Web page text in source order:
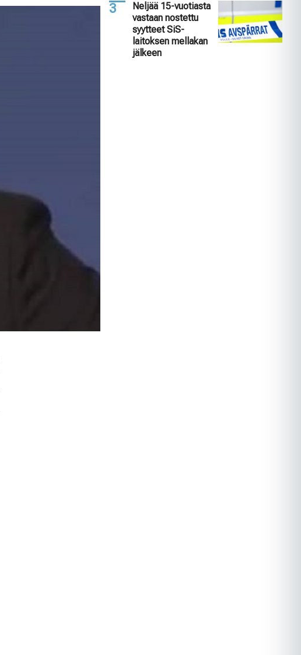
Neljää 15-vuotiasta
vastaan nostettu
syytteet SiS-
laitoksen mellakan
jälkeen